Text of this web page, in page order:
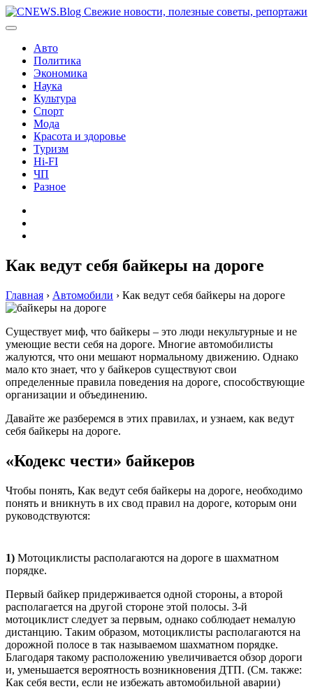
Перейти
к
Авто
Политика
Экономика
Наука
Культура
Спорт
Мода
Красота и здоровье
Туризм
Hi-FI
ЧП
Разное
Как ведут себя байкеры на дороге
Главная › Автомобили › Как ведут себя байкеры на дороге
Существует миф, что байкеры – это люди некультурные и не
умеющие вести себя на дороге. Многие автомобилисты
жалуются, что они мешают нормальному движению. Однако
мало кто знает, что у байкеров существуют свои
определенные правила поведения на дороге, способствующие
организации и объединению.
Давайте же разберемся в этих правилах, и узнаем, как ведут
себя байкеры на дороге.
«Кодекс чести» байкеров
Чтобы понять, Как ведут себя байкеры на дороге, необходимо
понять и вникнуть в их свод правил на дороге, которым они
руководствуются:
1) Мотоциклисты располагаются на дороге в шахматном
порядке.
Первый байкер придерживается одной стороны, а второй
располагается на другой стороне этой полосы. 3-й
мотоциклист следует за первым, однако соблюдает немалую
дистанцию. Таким образом, мотоциклисты располагаются на
дорожной полосе в так называемом шахматном порядке.
Благодаря такому расположению увеличивается обзор дороги
и, уменьшается вероятность возникновения ДТП. (См. также:
Как себя вести, если не избежать автомобильной аварии)